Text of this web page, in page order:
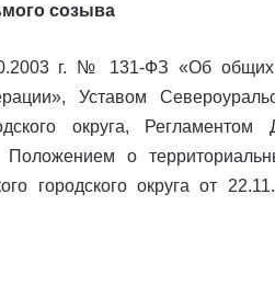
созыва
г. № 131-ФЗ «Об общих
Уставом
округа, Регламентом
о
городского округа от